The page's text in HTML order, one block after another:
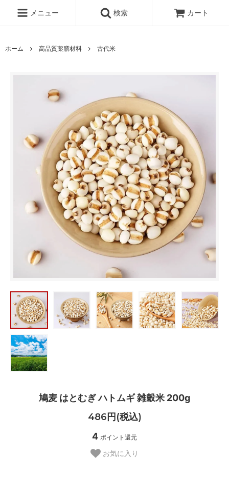
メニュー 検索 カート
ホーム 高品質薬膳材料 古代米
鳩麦 はとむぎ ハトムギ 雑穀米 200g
486円(税込)
4 ポイント還元
お気に入り